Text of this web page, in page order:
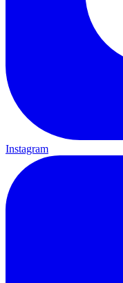
Instagram